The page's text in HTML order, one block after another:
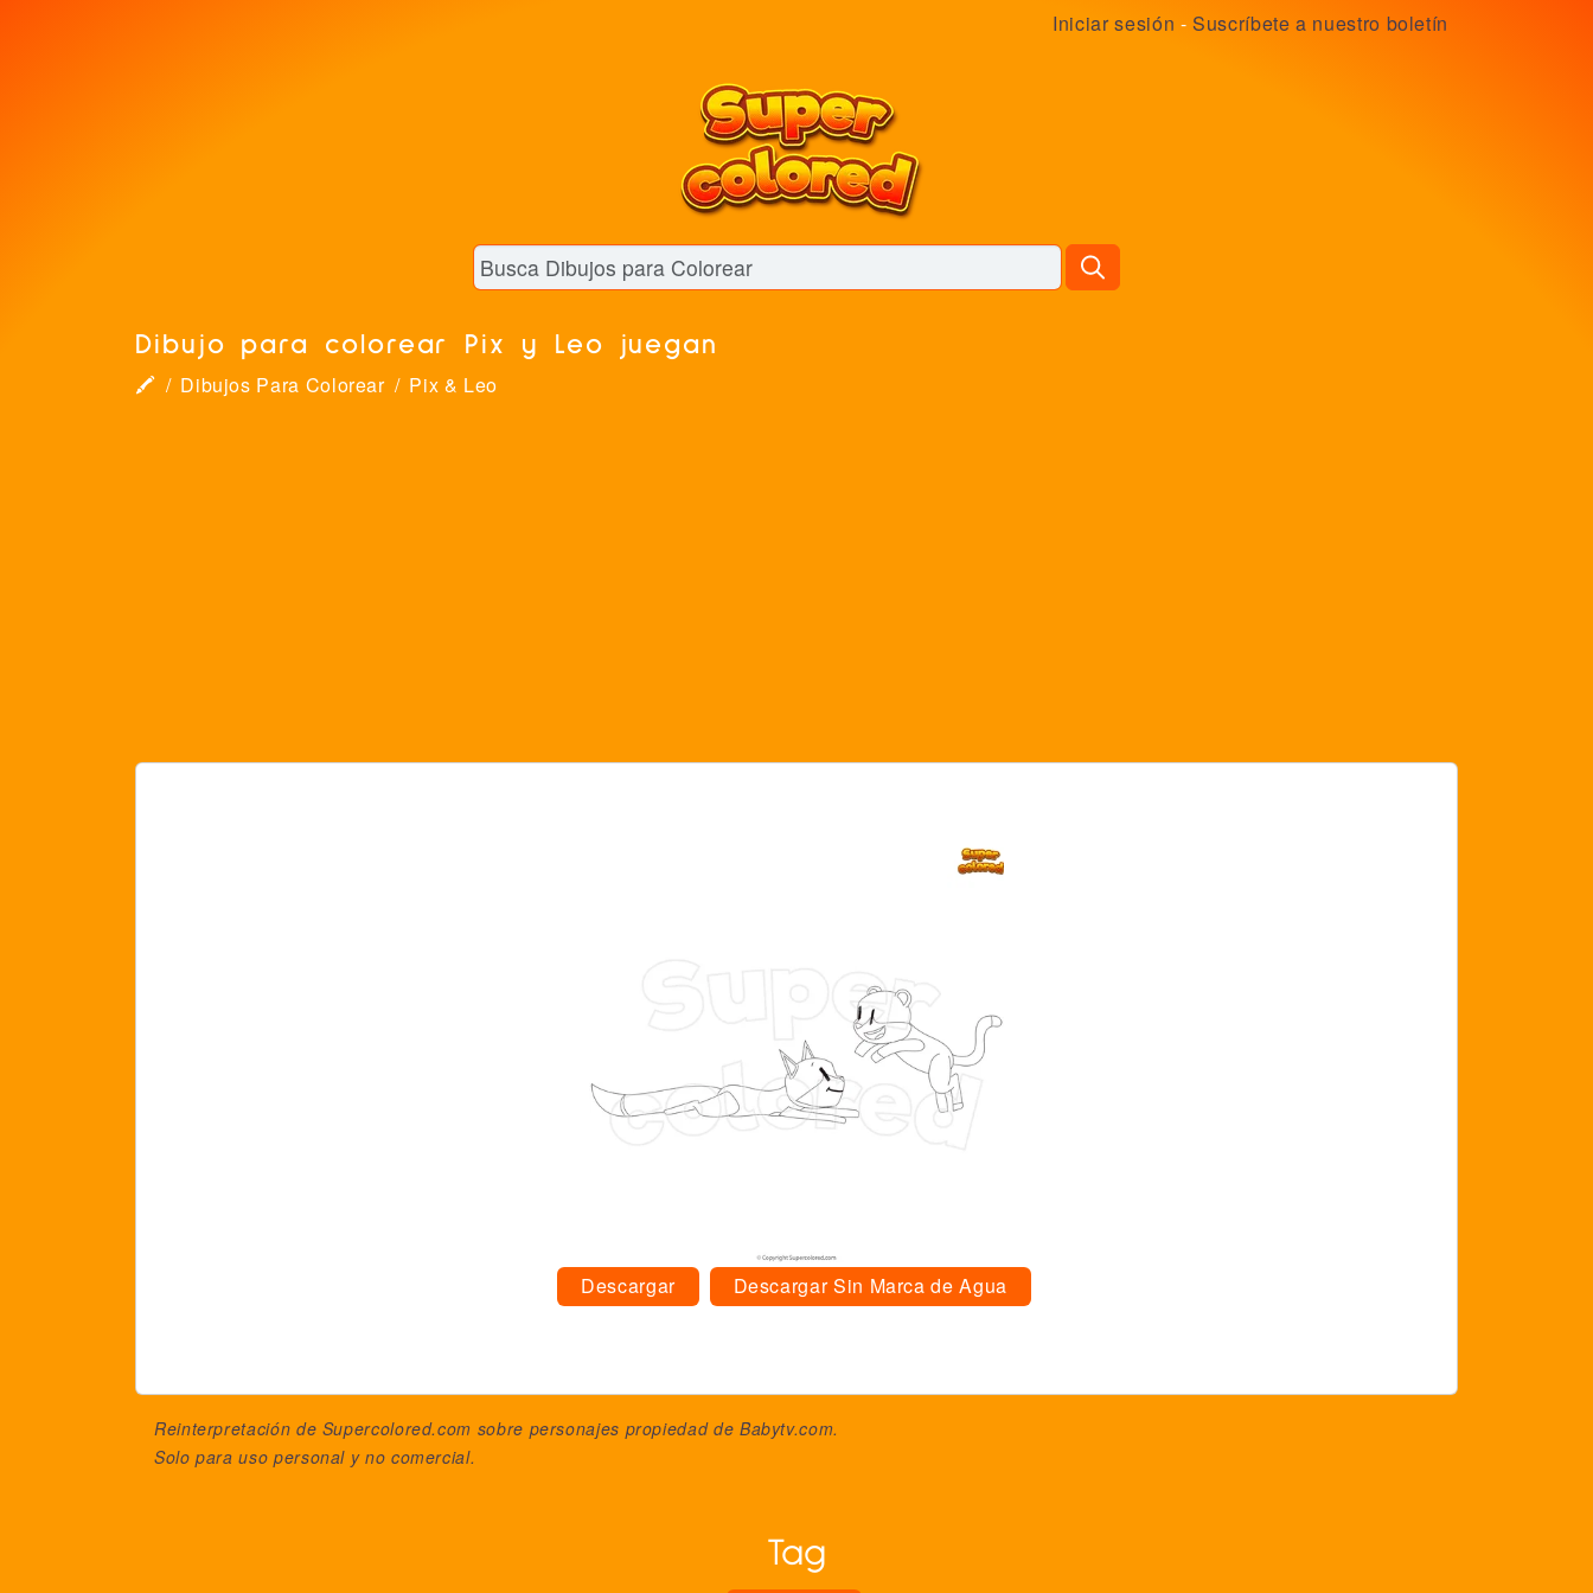
Iniciar sesión -Suscríbete a nuestro boletín
Dibujo para colorear Pix y Leo juegan
🖍 Dibujos Para Colorear Pix & Leo
Descargar Descargar Sin Marca de Agua
Reinterpretación de Supercolored.com sobre personajes propiedad de Babytv.com.
Solo para uso personal y no comercial.
Tag